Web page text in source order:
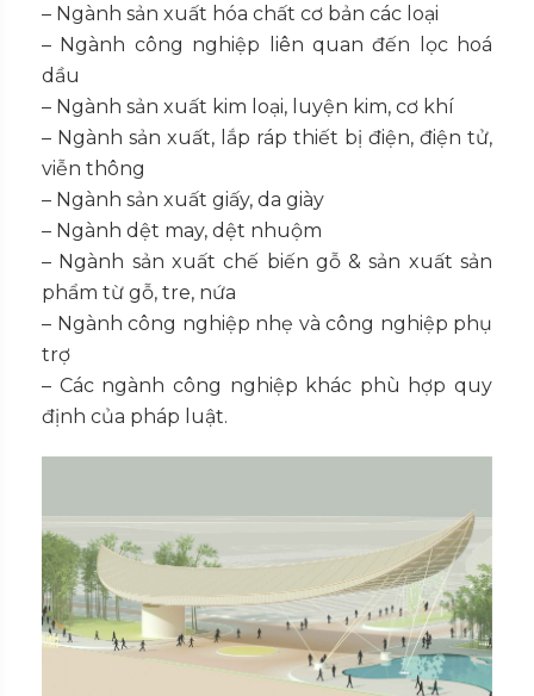
– Ngành sản xuất hóa chất cơ bản các loại
– Ngành công nghiệp liên quan đến lọc hoá
dầu
– Ngành sản xuất kim loại, luyện kim, cơ khí
– Ngành sản xuất, lắp ráp thiết bị điện, điện tử,
viễn thông
– Ngành sản xuất giấy, da giày
– Ngành dệt may, dệt nhuộm
– Ngành sản xuất chế biến gỗ & sản xuất sản
phẩm từ gỗ, tre, nứa
– Ngành công nghiệp nhẹ và công nghiệp phụ
trợ
– Các ngành công nghiệp khác phù hợp quy
định của pháp luật.